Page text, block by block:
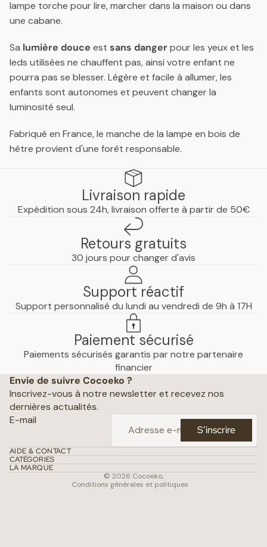
lampe torche pour lire, marcher dans la maison ou dans
une cabane.
Sa lumière douce est sans dangerpour les yeux et les
leds utilisées ne chauffent pas, ainsi votre enfant ne
pourra pas se blesser. Légère et facile à allumer, les
enfants sont autonomes et peuvent changer la
luminosité seul.
Fabriqué en France, le manche de la lampe en bois de
hêtre provient d'une forêt responsable.
Livraison rapide
Expédition sous 24h, livraison offerte à partir de 50€
Retours gratuits
30 jours pour changer d'avis
Support réactif
Support personnalisé du lundi au vendredi de 9h à 17H
Paiement sécurisé
Paiements sécurisés garantis par notre partenaire
financier
Envie de suivre Cocoeko ?
Inscrivez-vous à notre newsletter et recevez nos
dernières actualités.
E-mail
S’inscrire
AIDE & CONTACT
CATÉGORIES
LA MARQUE
© 2026 Cocoeko,
Conditions générales et politiques
Mentions légales
Conditions générales de vente
Coordonnées
Conditions d’utilisation